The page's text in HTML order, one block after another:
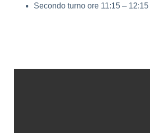
Secondo turno ore 11:15 – 12:15